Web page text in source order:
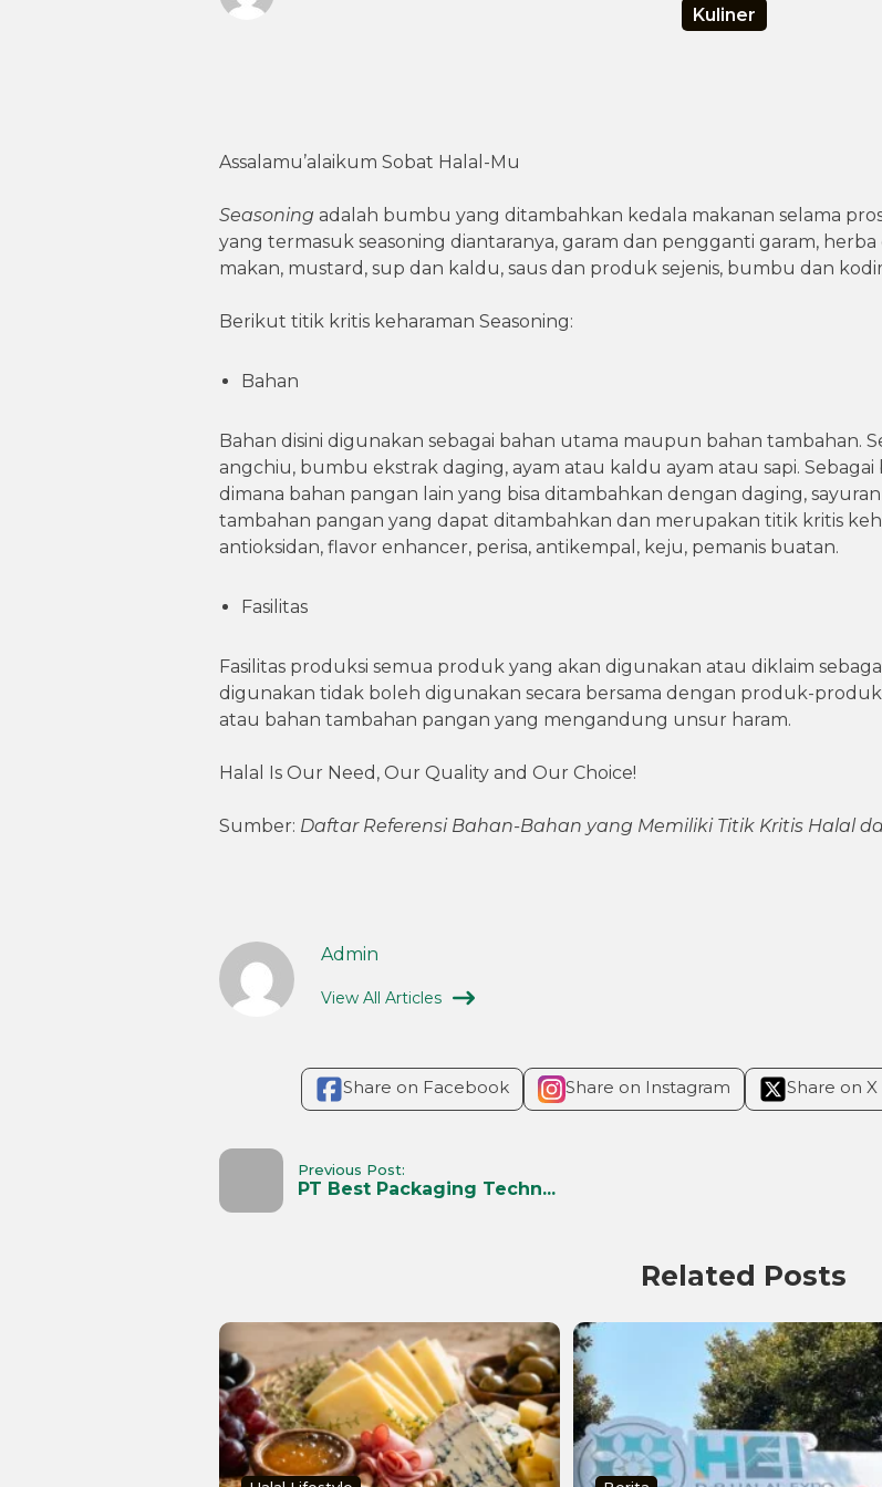
Kuliner
Assalamu’alaikum Sobat Halal-Mu
Seasoning adalah bumbu yang ditambahkan kedala makanan selama
yang termasuk seasoning diantaranya, garam dan pengganti garam,
makan, mustard, sup dan kaldu, saus dan produk sejenis, bumbu dan
Berikut titik kritis keharaman Seasoning:
Bahan
Bahan disini digunakan sebagai bahan utama maupun bahan tambahan.
angchiu, bumbu ekstrak daging, ayam atau kaldu ayam atau sapi. Sebagai
dimana bahan pangan lain yang bisa ditambahkan dengan daging,
tambahan pangan yang dapat ditambahkan dan merupakan titik kritis
antioksidan, flavor enhancer, perisa, antikempal, keju, pemanis buatan.
Fasilitas
Fasilitas produksi semua produk yang akan digunakan atau diklaim
digunakan tidak boleh digunakan secara bersama dengan produk-
atau bahan tambahan pangan yang mengandung unsur haram.
Halal Is Our Need, Our Quality and Our Choice!
Sumber: Daftar Referensi Bahan-Bahan yang Memiliki Titik Kritis Halal
Admin
View All Articles
Share on Facebook Share on Instagram Share on X
Previous Post:
PT Best Packaging Techn...
Related Posts